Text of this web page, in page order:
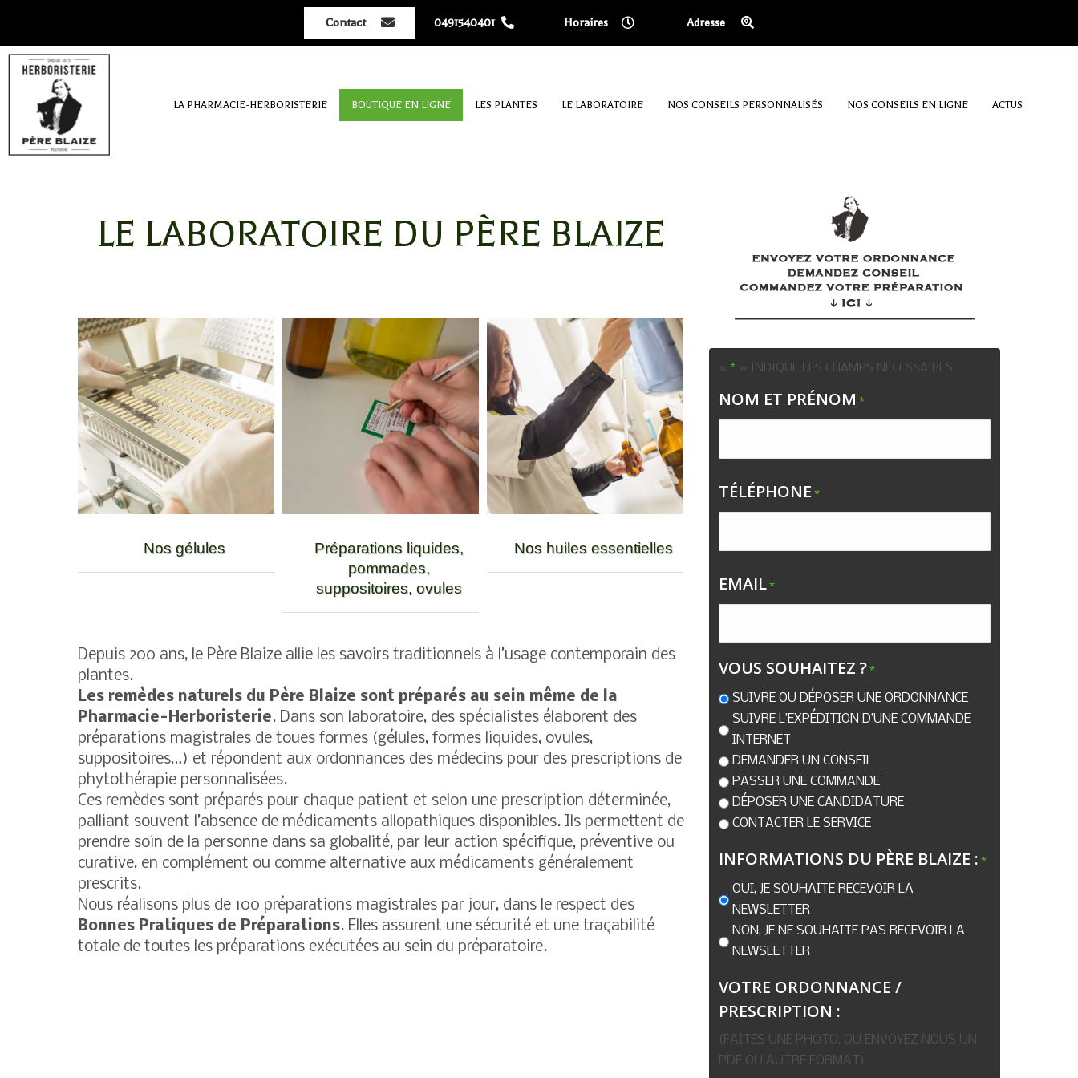
Contact 0491540401 Horaires Adresse
LA PHARMACIE-HERBORISTERIE BOUTIQUE EN LIGNE LES PLANTES LE LABORATOIRE NOS CONSEILS PERSONNALISÉS NOS CONSEILS EN LIGNE ACTUS
LE LABORATOIRE DU PÈRE BLAIZE
Nos gélules
Préparations liquides,
pommades,
suppositoires, ovules
Nos huiles essentielles
Depuis 200 ans, le Père Blaize allie les savoirs traditionnels à l’usage contemporain des
plantes.
Les remèdes naturels du Père Blaize sont préparés au sein même de la
Pharmacie-Herboristerie. Dans son laboratoire, des spécialistes élaborent des
préparations magistrales de toues formes (gélules, formes liquides, ovules,
suppositoires…) et répondent aux ordonnances des médecins pour des prescriptions de
phytothérapie personnalisées.
Ces remèdes sont préparés pour chaque patient et selon une prescription déterminée,
palliant souvent l’absence de médicaments allopathiques disponibles. Ils permettent de
prendre soin de la personne dans sa globalité, par leur action spécifique, préventive ou
curative, en complément ou comme alternative aux médicaments généralement
prescrits.
Nous réalisons plus de 100 préparations magistrales par jour, dans le respect des
Bonnes Pratiques de Préparations. Elles assurent une sécurité et une traçabilité
totale de toutes les préparations exécutées au sein du préparatoire.
« * » INDIQUE LES CHAMPS NÉCESSAIRES
NOM ET PRÉNOM *
TÉLÉPHONE *
EMAIL*
VOUS SOUHAITEZ ?*
SUIVRE OU DÉPOSER UNE ORDONNANCE
SUIVRE L’EXPÉDITION D’UNE COMMANDE
INTERNET
DEMANDER UN CONSEIL
PASSER UNE COMMANDE
DÉPOSER UNE CANDIDATURE
CONTACTER LE SERVICE
INFORMATIONS DU PÈRE BLAIZE : *
OUI, JE SOUHAITE RECEVOIR LA
NEWSLETTER
NON, JE NE SOUHAITE PAS RECEVOIR LA
NEWSLETTER
VOTRE ORDONNANCE /
PRESCRIPTION :
(FAITES UNE PHOTO, OU ENVOYEZ NOUS UN
PDF OU AUTRE FORMAT)